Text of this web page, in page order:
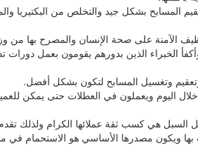
المسابح بشكل جيد والتخلص من البكتيريا
الآمنة على صحة الإنسان والمصرح بها من
الذين بدورهم يقومون بعمل دورات
وتغسيل المسابح لتكون بشكل أفضل.
اليوم ويعملون في العطلات حتى يمكن
هي كسب ثقة عملائها الكرام ولذلك تقدم
ويكون مصدرها الأساسي هو الاستحمام في